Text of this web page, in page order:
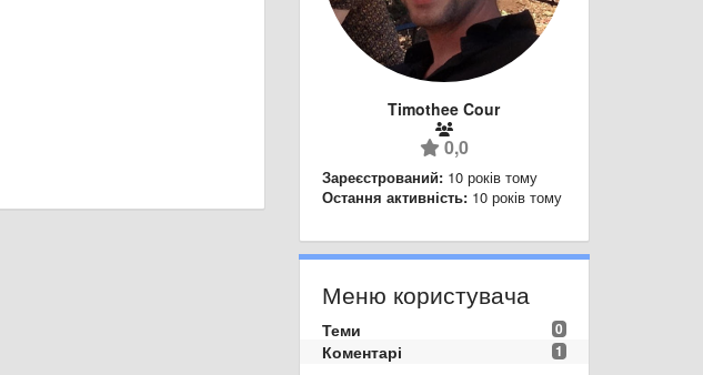
Timothee Cour
0,0
Зареєстрований: 10 років тому
Остання активність: 10 років тому
Меню користувача
0
Теми
1
Коментарі